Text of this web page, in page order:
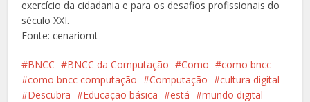
exercício da cidadania e para os desafios profissionais do
século XXI.
Fonte: cenariomt
BNCC BNCC da Computação Como
como bncc
como bncc computação
Computação
cultura digital
Descubra
Educação básica está
mundo digital